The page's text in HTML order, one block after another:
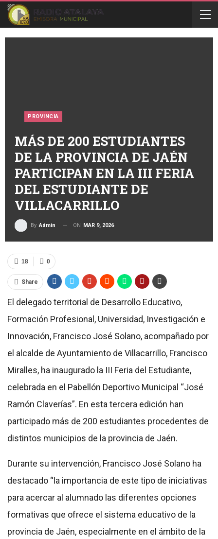
PROVINCIA
MÁS DE 200 ESTUDIANTES
DE LA PROVINCIA DE JAÉN
PARTICIPAN EN LA III FERIA
DEL ESTUDIANTE DE
VILLACARRILLO
By Admin ON MAR 9, 2026
0
18
Share
El delegado territorial de Desarrollo Educativo,
Formación Profesional, Universidad, Investigación e
Innovación, Francisco José Solano, acompañado por
el alcalde de Ayuntamiento de Villacarrillo, Francisco
Miralles, ha inaugurado la III Feria del Estudiante,
celebrada en el Pabellón Deportivo Municipal “José
Ramón Claverías”. En esta tercera edición han
participado más de 200 estudiantes procedentes de
distintos municipios de la provincia de Jaén.
Durante su intervención, Francisco José Solano ha
destacado “la importancia de este tipo de iniciativas
para acercar al alumnado las diferentes opciones
formativas que ofrece el sistema educativo de la
provincia de Jaén, especialmente en el ámbito de la